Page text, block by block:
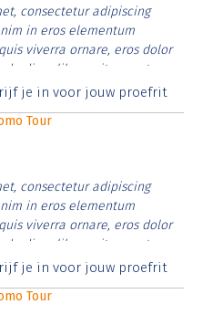
consectetur adipiscing
in eros elementum
viverra ornare, eros dolor
diam libero vitae erat.
cursus id rutrum lorem
je in voor jouw proefrit
Tour
consectetur adipiscing
in eros elementum
viverra ornare, eros dolor
diam libero vitae erat.
cursus id rutrum lorem
je in voor jouw proefrit
Tour